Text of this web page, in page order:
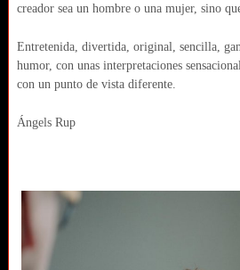
creador sea un hombre o una mujer, sino
Entretenida, divertida, original, sencilla,
humor, con unas interpretaciones
con un punto de vista diferente.
Ángels Rup